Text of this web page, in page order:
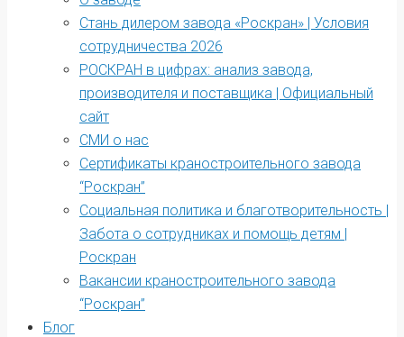
Стань дилером завода «Роскран» | Условия
сотрудничества 2026
РОСКРАН в цифрах: анализ завода,
производителя и поставщика | Официальный
сайт
СМИ о нас
Сертификаты краностроительного завода
“Роскран”
Социальная политика и благотворительность |
Забота о сотрудниках и помощь детям |
Роскран
Вакансии краностроительного завода
“Роскран”
Блог